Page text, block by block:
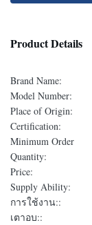
Product Details
Brand Name:
Model Number:
Place of Origin:
Certification:
Minimum Order
Quantity:
Price:
Supply Ability:
การใช้งาน::
เตาอบ::